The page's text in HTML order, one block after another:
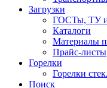
Загрузки
ГОСТы, ТУ и
Каталоги
Материалы
Прайс-листы
Горелки
Горелки
Поиск